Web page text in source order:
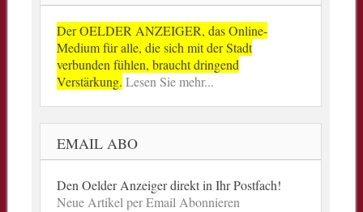
Der OELDER ANZEIGER, das Online-
Medium für alle, die sich mit der Stadt
verbunden fühlen, braucht dringend
Verstärkung. Lesen Sie mehr...
EMAIL ABO
Den Oelder Anzeiger direkt in Ihr Postfach!
Neue Artikel per Email Abonnieren